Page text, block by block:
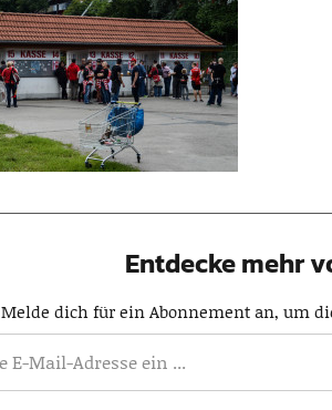
Entdecke mehr
Melde dich für ein Abonnement an, um